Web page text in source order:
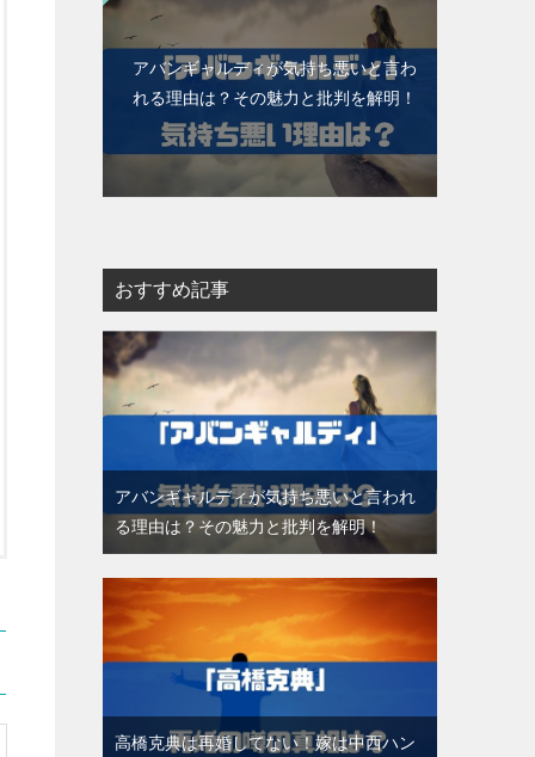
アバンギャルディが気持ち悪いと言わ
れる理由は？その魅力と批判を解明！
おすすめ記事
アバンギャルディが気持ち悪いと言われ
る理由は？その魅力と批判を解明！
高橋克典は再婚してない！嫁は中西ハン